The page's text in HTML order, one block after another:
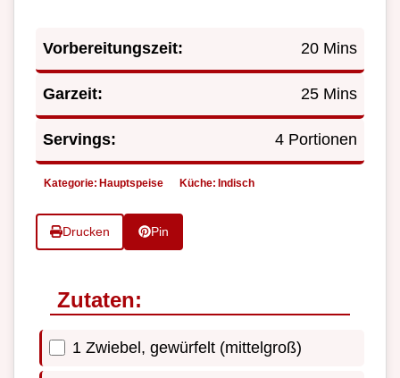
Vorbereitungszeit: 20 Mins
Garzeit: 25 Mins
Servings: 4 Portionen
Kategorie: Hauptspeise Küche: Indisch
Drucken Pin
Zutaten:
1 Zwiebel, gewürfelt (mittelgroß)